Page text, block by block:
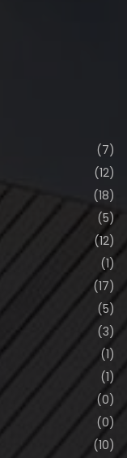
(7)
(12)
(18)
(5)
(12)
(1)
(17)
(5)
(3)
(1)
(1)
(0)
(0)
(10)